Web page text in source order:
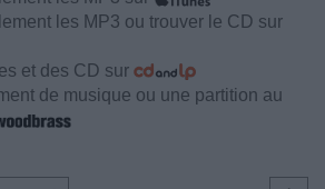
les MP3 ou trouver le CD sur
et des CD sur
de musique ou une partition au